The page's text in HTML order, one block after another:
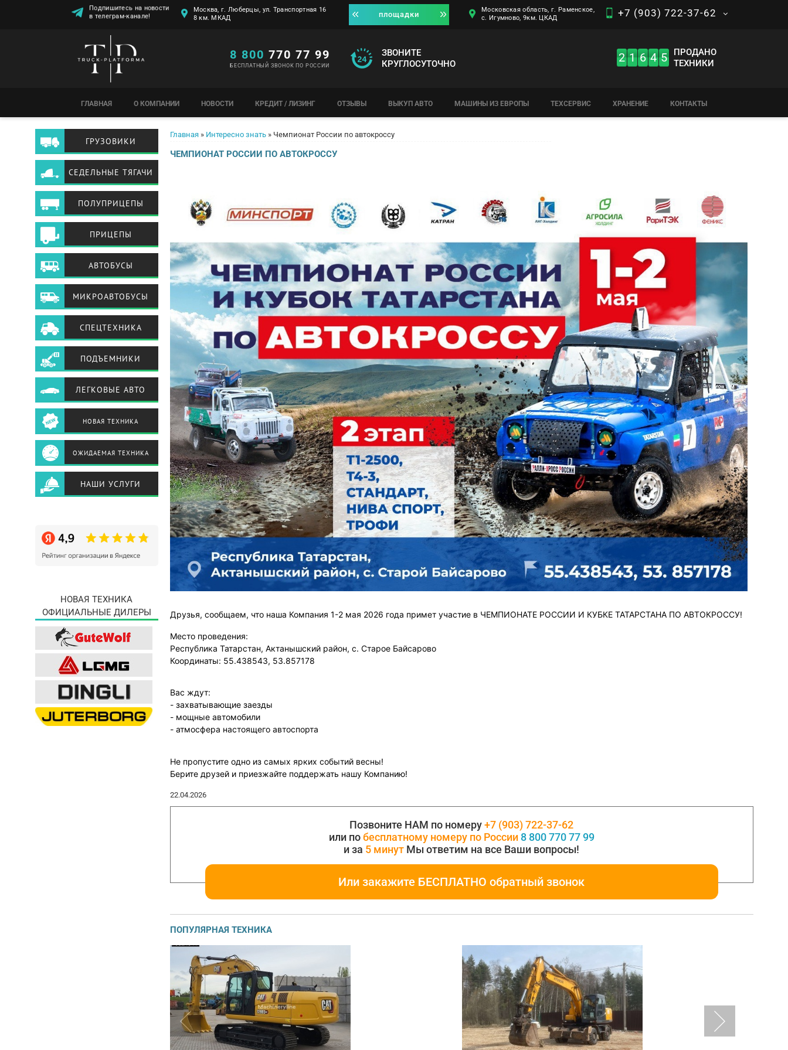
Подпишитесь на новости
в телеграм-канале!
Москва, г. Люберцы, ул. Транспортная 16
8 км. МКАД
площадки
Московская область, г. Раменское,
с. Игумново, 9км. ЦКАД
+7 (903) 722-37-62
8 800 770 77 99
БЕСПЛАТНЫЙ ЗВОНОК ПО РОССИИ
ЗВОНИТЕ
КРУГЛОСУТОЧНО
2 1 6 4 5
ПРОДАНО
ТЕХНИКИ
ГЛАВНАЯ О КОМПАНИИ НОВОСТИ КРЕДИТ / ЛИЗИНГ ОТЗЫВЫ ВЫКУП АВТО МАШИНЫ ИЗ ЕВРОПЫ ТЕХСЕРВИС ХРАНЕНИЕ КОНТАКТЫ
Вы здесь
Главная » Интересно знать » Чемпионат России по автокроссу
ЧЕМПИОНАТ РОССИИ ПО АВТОКРОССУ
Друзья, сообщаем, что наша Компания 1-2 мая 2026 года примет участие в ЧЕМПИОНАТЕ РОССИИ И КУБКЕ ТАТАРСТАНА ПО АВТОКРОССУ!
Место проведения:
Республика Татарстан, Актанышский район, с. Старое Байсарово
Координаты: 55.438543, 53.857178
Вас ждут:
- захватывающие заезды
- мощные автомобили
- атмосфера настоящего автоспорта
Не пропустите одно из самых ярких событий весны!
Берите друзей и приезжайте поддержать нашу Компанию!
22.04.2026
Позвоните НАМ по номеру+7 (903) 722-37-62
или побесплатному номеру по России 8 800 770 77 99
и за 5 минут Мы ответим на все Ваши вопросы!
Или закажите БЕСПЛАТНО обратный звонок
ПОПУЛЯРНАЯ ТЕХНИКА
ГРУЗОВИКИ
СЕДЕЛЬНЫЕ ТЯГАЧИ
ПОЛУПРИЦЕПЫ
ПРИЦЕПЫ
АВТОБУСЫ
МИКРОАВТОБУСЫ
СПЕЦТЕХНИКА
ПОДЪЕМНИКИ
ЛЕГКОВЫЕ АВТО
НОВАЯ ТЕХНИКА
ОЖИДАЕМАЯ ТЕХНИКА
НАШИ УСЛУГИ
НОВАЯ ТЕХНИКА
ОФИЦИАЛЬНЫЕ ДИЛЕРЫ